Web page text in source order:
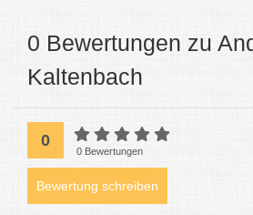
0 Bewertungen zu
Kaltenbach
0
0 Bewertungen
Bewertung schreiben